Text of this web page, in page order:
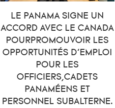
LE PANAMA SIGNE UN
ACCORD AVEC LE CANADA
POURPROMOUVOIR LES
OPPORTUNITÉS D’EMPLOI
POUR LES
OFFICIERS,CADETS
PANAMÉENS ET
PERSONNEL SUBALTERNE.